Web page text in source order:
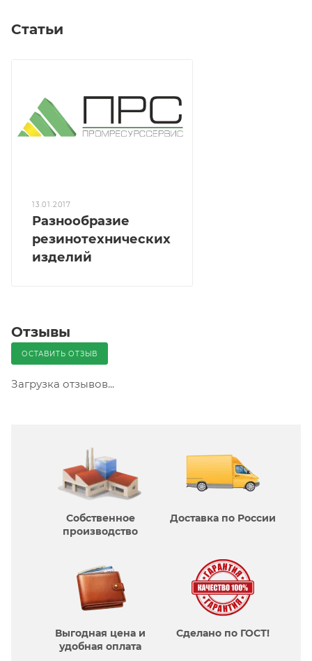
Статьи
13.01.2017
Разнообразие
резинотехнических
изделий
Отзывы
ОСТАВИТЬ ОТЗЫВ
Загрузка отзывов...
Собственное
производcтво
Доставка по России
Выгодная цена и
удобная оплата
Сделано по ГОСТ!